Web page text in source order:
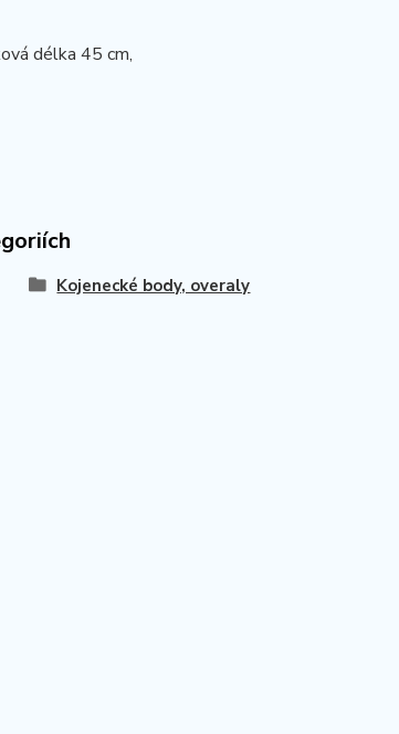
délka 45 cm,
Kojenecké body, overaly